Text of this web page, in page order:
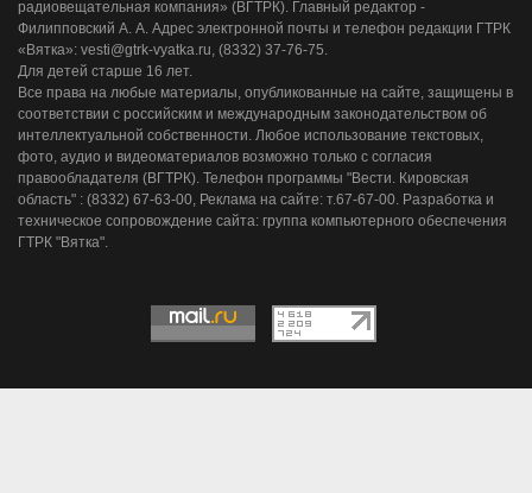
радиовещательная компания» (ВГТРК). Главный редактор -
Филипповский А. А. Адрес электронной почты и телефон редакции ГТРК
«Вятка»: vesti@gtrk-vyatka.ru, (8332) 37-76-75.
Для детей старше 16 лет.
Все права на любые материалы, опубликованные на сайте, защищены в
соответствии с российским и международным законодательством об
интеллектуальной собственности. Любое использование текстовых,
фото, аудио и видеоматериалов возможно только с согласия
правообладателя (ВГТРК). Телефон программы "Вести. Кировская
область" : (8332) 67-63-00, Реклама на сайте: т.67-67-00. Разработка и
техническое сопровождение сайта: группа компьютерного обеспечения
ГТРК "Вятка".